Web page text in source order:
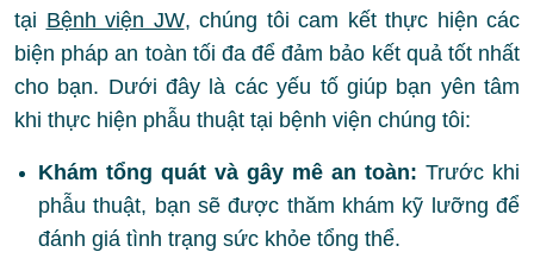
tại Bệnh viện JW, chúng tôi cam kết thực hiện các
biện pháp an toàn tối đa để đảm bảo kết quả tốt nhất
cho bạn. Dưới đây là các yếu tố giúp bạn yên tâm
khi thực hiện phẫu thuật tại bệnh viện chúng tôi:
Khám tổng quát và gây mê an toàn: Trước khi
phẫu thuật, bạn sẽ được thăm khám kỹ lưỡng để
đánh giá tình trạng sức khỏe tổng thể.